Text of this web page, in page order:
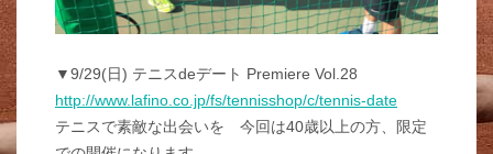
▼9/29(日) テニスdeデート Premiere Vol.28
http://www.lafino.co.jp/fs/tennisshop/c/tennis-date
テニスで素敵な出会いを 今回は40歳以上の方、限定